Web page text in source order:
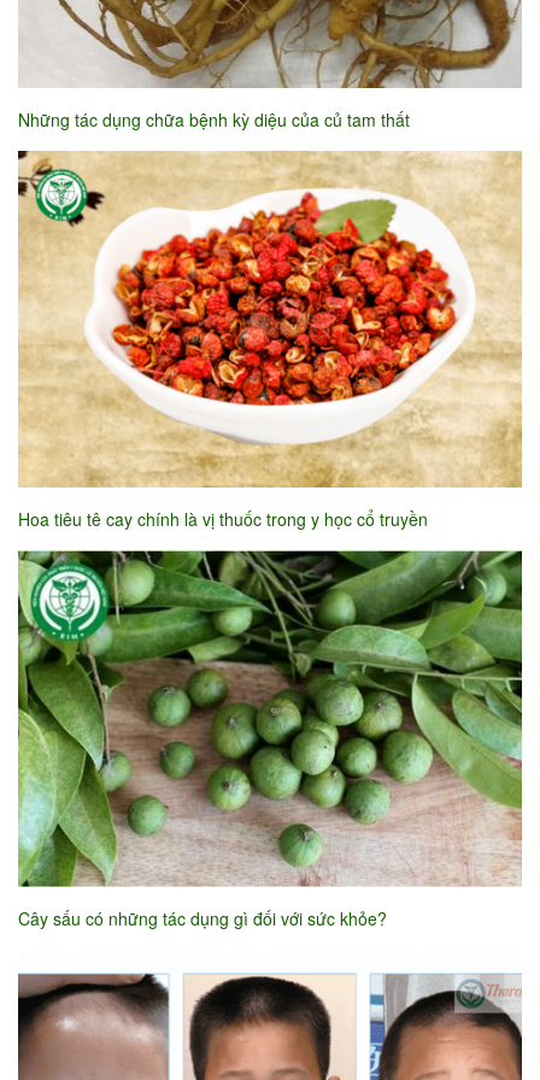
Những tác dụng chữa bệnh kỳ diệu của củ tam thất
Hoa tiêu tê cay chính là vị thuốc trong y học cổ truyền
Cây sấu có những tác dụng gì đối với sức khỏe?